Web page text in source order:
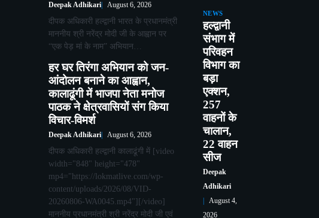
Deepak Adhikari August 6, 2026
दीपक अधिकारी हल्द्वानी भारत के प्रधानमंत्री
माननीय श्री नरेंद्र मोदी जी के आह्वान पर
“एक पेड़ मां के नाम” अभियान…
हर घर तिरंगा अभियान को जन-
आंदोलन बनाने का आह्वान,
कालाढूंगी में भाजपा नेता मनोज
पाठक ने क्षेत्रवासियों संग किया
विचार-विमर्श
Deepak Adhikari August 6, 2026
दीपक अधिकारी हल्द्वानी कालाढूंगी में [video
width="848" height="478"
mp4="https://lokmatlive.com/wp-
content/uploads/2026/08/VID-
20260806-WA0045.mp4"][/video]
माननीय प्रधानमंत्री श्री नरेंद्र मोदी जी एवं
NEWS
हल्द्वानी
संभाग में
परिवहन
विभाग का
बड़ा
एक्शन,
257
वाहनों के
चालान,
22 वाहन
सीज
Deepak
Adhikari
August 4,
2026